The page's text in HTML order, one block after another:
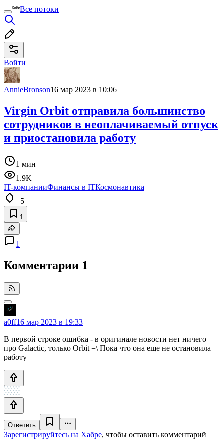
Все потоки
Войти
AnnieBronson16 мар 2023 в 10:06
Virgin Orbit отправила большинство
сотрудников в неоплачиваемый отпуск
и приостановила работу
1 мин
1.9K
IT-компанииФинансы в ITКосмонавтика
+5
1
1
Комментарии 1
a0ff16 мар 2023 в 19:33
В первой строке ошибка - в оригинале новости нет ничего
про Galactic, только Orbit =\ Пока что она еще не остановила
работу
Ответить
Зарегистрируйтесь на Хабре, чтобы оставить комментарий